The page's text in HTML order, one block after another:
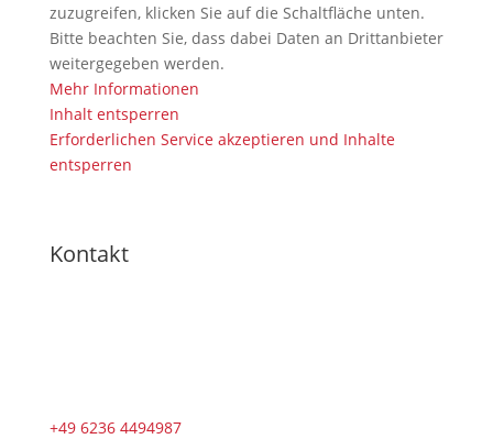
zuzugreifen, klicken Sie auf die Schaltfläche unten.
Bitte beachten Sie, dass dabei Daten an Drittanbieter
weitergegeben werden.
Mehr Informationen
Inhalt entsperren
Erforderlichen Service akzeptieren und Inhalte
entsperren
Kontakt
+49 6236 4494987